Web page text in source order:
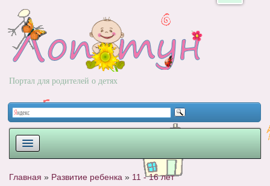
Портал для родителей о детях
Главная » Развитие ребенка » 11 - 16 лет